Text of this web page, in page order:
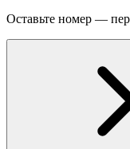
Оставьте номер —